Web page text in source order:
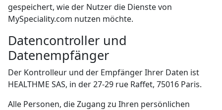
gespeichert, wie der Nutzer die Dienste von
MySpeciality.com nutzen möchte.
Datencontroller und
Datenempfänger
Der Kontrolleur und der Empfänger Ihrer Daten ist
HEALTHME SAS, in der 27-29 rue Raffet, 75016 Paris.
Alle Personen, die Zugang zu Ihren persönlichen